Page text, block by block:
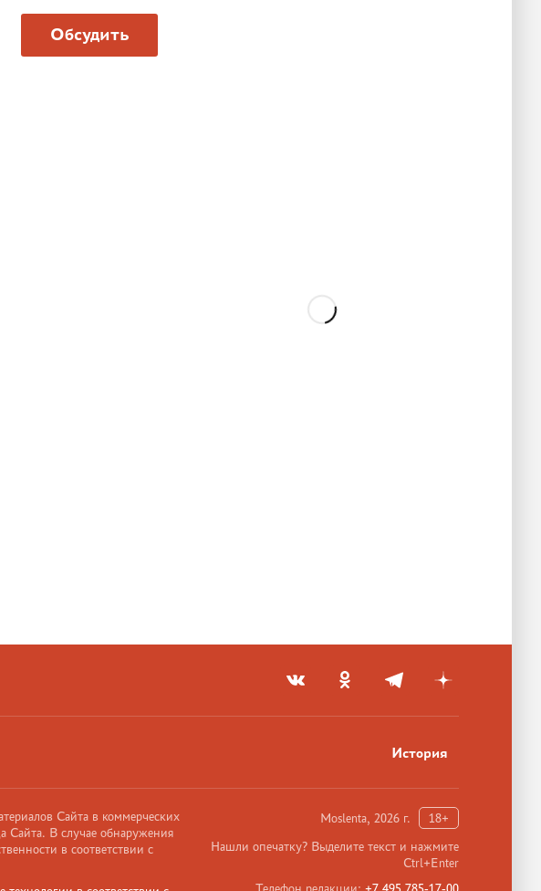
Обсудить
История
Moslenta, 2026 г.
18+
Нашли опечатку? Выделите текст и нажмите
Ctrl+Enter
Сайта в коммерческих
Сайта. В случае обнаружения
в соответствии с